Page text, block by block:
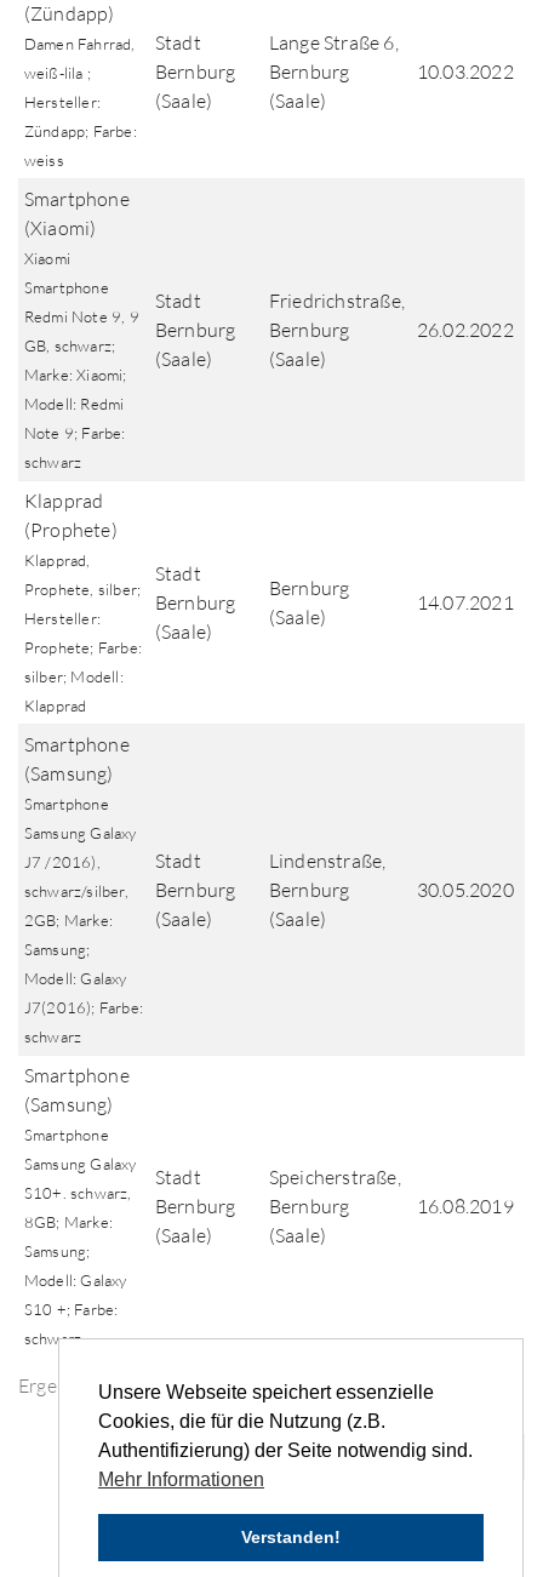
Unsere Webseite speichert essenzielle
Cookies, die für die Nutzung (z.B.
Authentifizierung) der Seite notwendig sind.
Mehr Informationen
Verstanden!
Ergebnisse der Fundsuche
(Zündapp)
Damen Fahrrad,
weiß-lila ;
Hersteller:
Zündapp; Farbe:
weiss
Stadt
Bernburg
(Saale)
Lange Straße 6,
Bernburg
(Saale)
10.03.2022
Smartphone
(Xiaomi)
Xiaomi
Smartphone
Redmi Note 9, 9
GB, schwarz;
Marke: Xiaomi;
Modell: Redmi
Note 9; Farbe:
schwarz
Stadt
Bernburg
(Saale)
Friedrichstraße,
Bernburg
(Saale)
26.02.2022
Klapprad
(Prophete)
Klapprad,
Prophete, silber;
Hersteller:
Prophete; Farbe:
silber; Modell:
Klapprad
Stadt
Bernburg
(Saale)
Bernburg
(Saale)
14.07.2021
Smartphone
(Samsung)
Smartphone
Samsung Galaxy
J7 /2016),
schwarz/silber,
2GB; Marke:
Samsung;
Modell: Galaxy
J7(2016); Farbe:
schwarz
Stadt
Bernburg
(Saale)
Lindenstraße,
Bernburg
(Saale)
30.05.2020
Smartphone
(Samsung)
Smartphone
Samsung Galaxy
S10+. schwarz,
8GB; Marke:
Samsung;
Modell: Galaxy
S10 +; Farbe:
schwarz
Stadt
Bernburg
(Saale)
Speicherstraße,
Bernburg
(Saale)
16.08.2019
« ‹ ... 13 14 15 16 ›